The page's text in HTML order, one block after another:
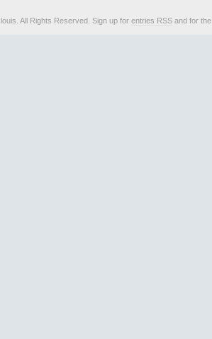
All Rights Reserved. Sign up for entries RSS and for